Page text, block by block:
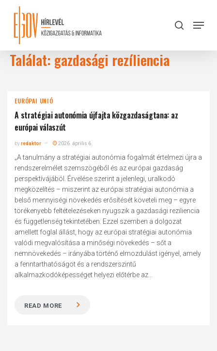
content
search
Menu
Találat: gazdasági rezíliencia
EURÓPAI UNIÓ
A stratégiai autonómia újfajta közgazdaságtana: az
európai válaszút
byredaktor 2026. április 6.
„A tanulmány a stratégiai autonómia fogalmát értelmezi újra a
rendszerelmélet szemszögéből és az európai gazdaság
perspektívájából. Érvelése szerint a jelenlegi, uralkodó
megközelítés – miszerint az európai stratégiai autonómia a
belső mennyiségi növekedés erősítését követeli meg – egyre
törékenyebb feltételezéseken nyugszik a gazdasági reziliencia
és függetlenség tekintetében. Ezzel szemben a dolgozat
amellett foglal állást, hogy az európai stratégiai autonómia
valódi megvalósítása a minőségi növekedés – sőt a
nemnövekedés – irányába történő elmozdulást igényel, amely
a fenntarthatóságot és a rendszerszintű
alkalmazkodóképességet helyezi előtérbe az...
READ MORE
Close